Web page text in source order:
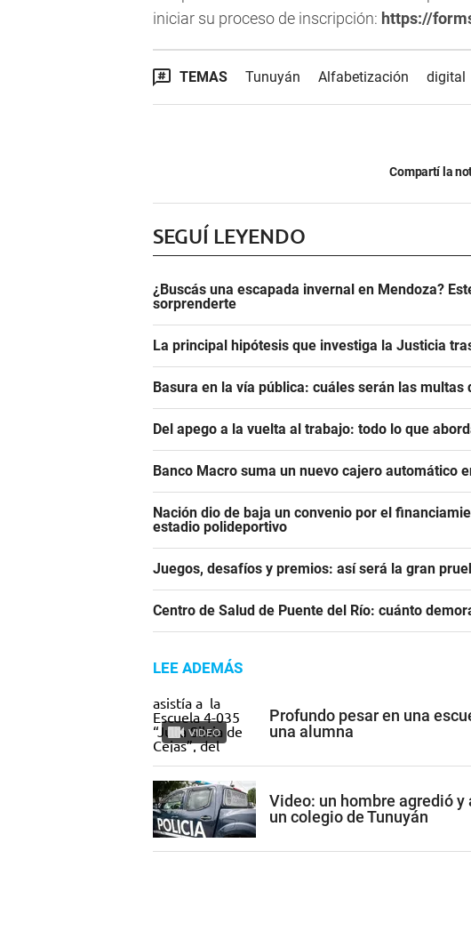
iniciar su proceso de inscripción: https://
TEMAS Tunuyán Alfabetización digital
Compartí la
SEGUÍ LEYENDO
¿Buscás una escapada invernal en Mendoza?
sorprenderte
La principal hipótesis que investiga la Justicia
Basura en la vía pública: cuáles serán las multas
Del apego a la vuelta al trabajo: todo lo que
Banco Macro suma un nuevo cajero automático
Nación dio de baja un convenio por el
estadio polideportivo
Juegos, desafíos y premios: así será la gran
Centro de Salud de Puente del Río: cuánto
LEE ADEMÁS
VIDEO
Profundo pesar en una
una alumna
Video: un hombre agredió
un colegio de Tunuyán